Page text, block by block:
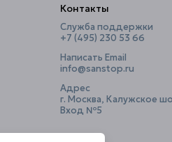
Контакты
Служба поддержки
+7 (495) 230 53 66
Написать Email
info@sanstop.ru
Адрес
г. Москва, Калужское
Вход №5